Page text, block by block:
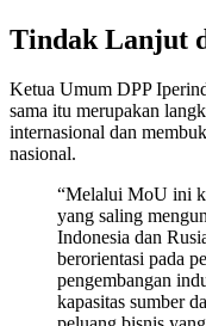
Tindak Lanjut
Ketua Umum DPP
sama itu merupakan
internasional dan
nasional.
“Melalui MoU ini
yang saling
Indonesia dan
berorientasi pada
pengembangan
kapasitas sumber